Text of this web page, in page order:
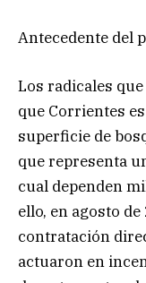
Antecedente del
Los radicales
que Corrientes
superficie de
que representa
cual dependen
ello, en agosto
contratación
actuaron en